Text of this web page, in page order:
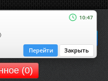
сайт
(0)
10:47
Закрыть
Перейти